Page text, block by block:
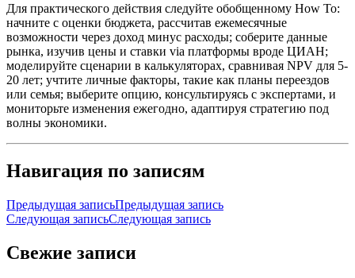
Для практического действия следуйте обобщенному How To:
начните с оценки бюджета, рассчитав ежемесячные
возможности через доход минус расходы; соберите данные
рынка, изучив цены и ставки via платформы вроде ЦИАН;
моделируйте сценарии в калькуляторах, сравнивая NPV для 5-
20 лет; учтите личные факторы, такие как планы переездов
или семья; выберите опцию, консультируясь с экспертами, и
мониторьте изменения ежегодно, адаптируя стратегию под
волны экономики.
Навигация по записям
Предыдущая записьПредыдущая запись
Следующая записьСледующая запись
Свежие записи